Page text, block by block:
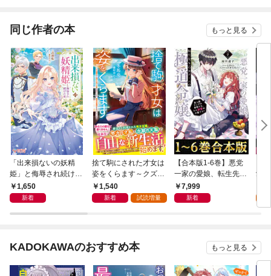
同じ作者の本 もっと見る
「出来損ないの妖精
姫」と侮辱され続けた
私1,650
新着
捨て駒にされた才女は
姿をくらます～クズ婚
家から逃げた先で才能
を活かしたら、最高の
1,540
新着 試読増量
【合本版1-6巻】悪党
一家の愛娘、転生先も
乙女ゲームの極道令嬢
でした。
7,999
新着
愛
た
悪
KADOKAWAのおすすめ本 もっと見る